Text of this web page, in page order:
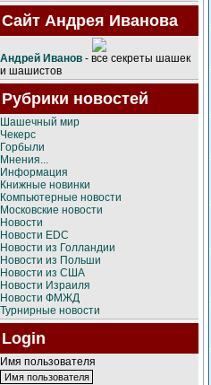
Сайт Андрея Иванова
Андрей Иванов - все секреты шашек
и шашистов
Рубрики новостей
Шашечный мир
Чекерс
Горбыли
Мнения...
Информация
Книжные новинки
Компьютерные новости
Московские новости
Новости
Новости EDC
Новости из Голландии
Новости из Польши
Новости из США
Новости Израиля
Новости ФМЖД
Турнирные новости
Login
Имя пользователя